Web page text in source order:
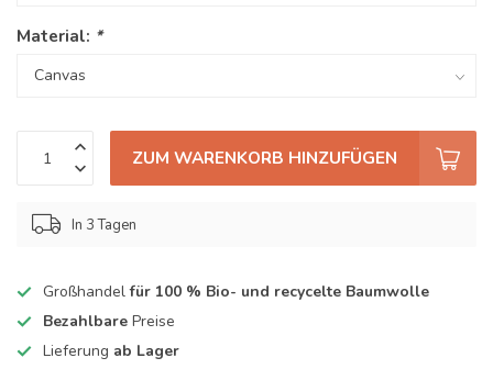
Material: *
ZUM WARENKORB HINZUFÜGEN
In 3 Tagen
Großhandelfür 100 % Bio- und recycelte Baumwolle
Bezahlbare Preise
Lieferung ab Lager